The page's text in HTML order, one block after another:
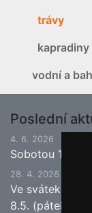
trávy
kapradiny
vodní a
Poslední
4. 6. 2026
Sobotou
28. 4. 2026
Ve svátek 1.5.
8.5. (pátek)